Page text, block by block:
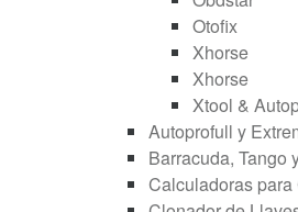
Otofix
Xhorse
Xhorse
Xtool &
Autoprofull y
Barracuda, Tango
Calculadoras